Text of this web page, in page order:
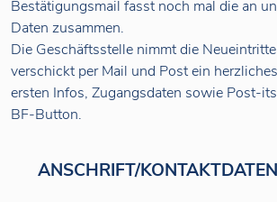
Bestätigungsmail fasst noch mal die an
Daten zusammen.
Die Geschäftsstelle nimmt die
verschickt per Mail und Post ein
ersten Infos, Zugangsdaten sowie Post-
BF-Button.
ANSCHRIFT/KONTAKTDATEN